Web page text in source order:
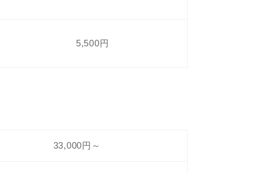
5,500円
33,000円～